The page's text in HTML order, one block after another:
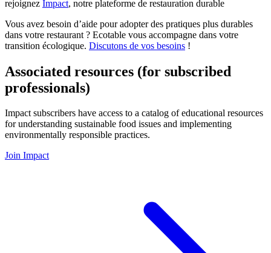
rejoignez Impact, notre plateforme de restauration durable
Vous avez besoin d’aide pour adopter des pratiques plus durables
dans votre restaurant ? Ecotable vous accompagne dans votre
transition écologique. Discutons de vos besoins !
Associated resources (for subscribed
professionals)
Impact subscribers have access to a catalog of educational resources
for understanding sustainable food issues and implementing
environmentally responsible practices.
Join Impact